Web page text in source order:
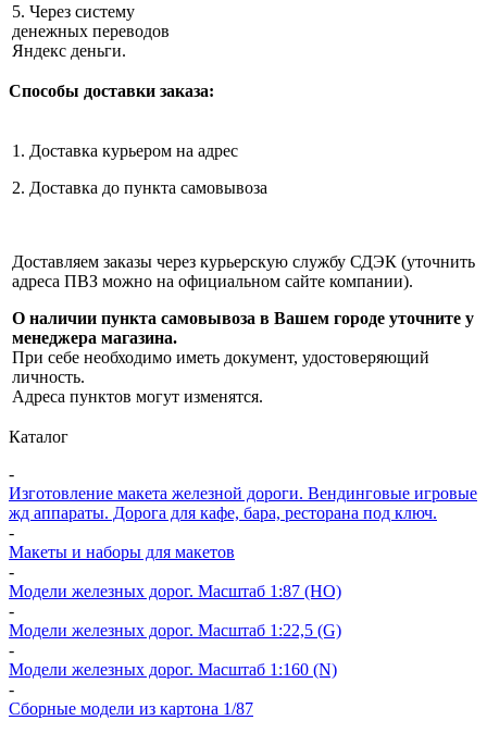
5. Через систему
денежных переводов
Яндекс деньги.
Способы доставки заказа:
1. Доставка курьером на адрес
2. Доставка до пункта самовывоза
Доставляем заказы через курьерскую службу СДЭК (уточнить
адреса ПВЗ можно на официальном сайте компании).
О наличии пункта самовывоза в Вашем городе уточните у
менеджера магазина.
При себе необходимо иметь документ, удостоверяющий
личность.
Адреса пунктов могут изменятся.
Каталог
-
Изготовление макета железной дороги. Вендинговые игровые
жд аппараты. Дорога для кафе, бара, ресторана под ключ.
-
Макеты и наборы для макетов
-
Модели железных дорог. Масштаб 1:87 (HO)
-
Модели железных дорог. Масштаб 1:22,5 (G)
-
Модели железных дорог. Масштаб 1:160 (N)
-
Сборные модели из картона 1/87